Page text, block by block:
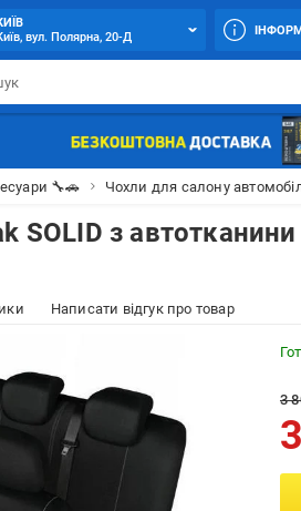
вул. Полярна, 20-Д
🔧🚗 Чохли для салону
SOLID з
Написати відгук про товар
3